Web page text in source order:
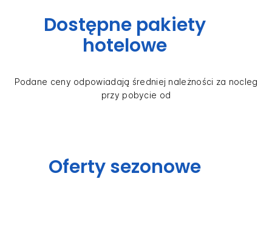
Dostępne pakiety
hotelowe
Podane ceny odpowiadają średniej należności za nocleg
przy pobycie od
Oferty sezonowe